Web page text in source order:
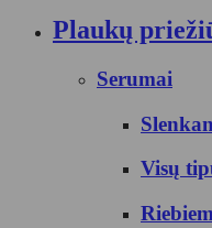
Plaukų
Serumai
Visų